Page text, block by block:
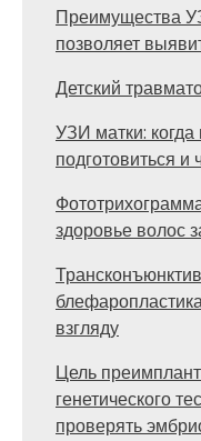
Преимущества
позволяет
Детский
УЗИ матки: когда
подготовиться и
здоровье волос
взгляду
Цель
генетического
проверять